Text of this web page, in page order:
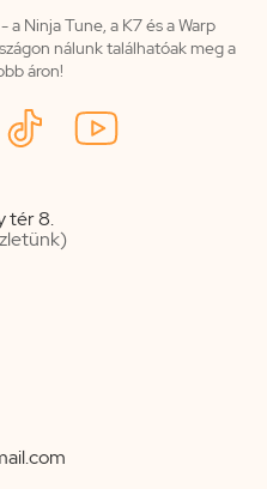
Ninja Tune, a K7 és a Warp
nálunk találhatóak meg a
áron!
tér 8.